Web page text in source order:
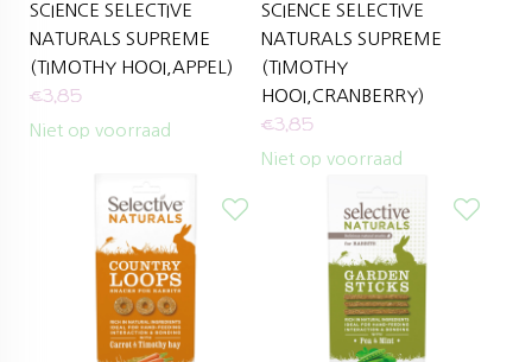
SCIENCE SELECTIVE
NATURALS SUPREME
(TIMOTHY HOOI,APPEL)
€3,85
Niet op voorraad
SCIENCE SELECTIVE
NATURALS SUPREME
(TIMOTHY
HOOI,CRANBERRY)
€3,85
Niet op voorraad